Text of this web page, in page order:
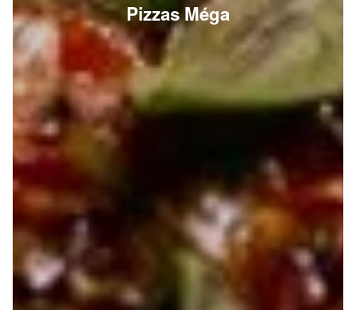
Pizzas Méga